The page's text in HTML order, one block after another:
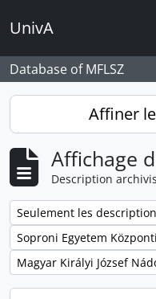
UnivA
Database of MFLSZ
Affiner
Affichage
Description
Remove filter:
Seulement les
Remove filter:
Soproni Egyetem
Remove filter: